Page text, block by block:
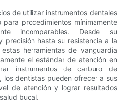
de utilizar instrumentos dentales
procedimientos mínimamente
incomparables. Desde su
precisión hasta su resistencia a la
herramientas de vanguardia
el estándar de atención en
instrumentos de carburo de
los dentistas pueden ofrecer a sus
de atención y lograr resultados
bucal.